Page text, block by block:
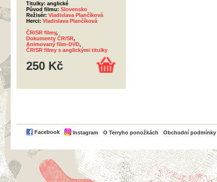
Titulky: anglické
Původ filmu: Slovensko
Režisér: Vladislava Plančíková
Herci: Vladislava Plančíková
ČR/SR filmy,
Dokumenty ČR/SR,
Animovaný film-DVD,
ČR/SR filmy s anglickými titulky
250 Kč
Facebook Instagram O Terryho ponožkách Obchodní podmínky
PayPal